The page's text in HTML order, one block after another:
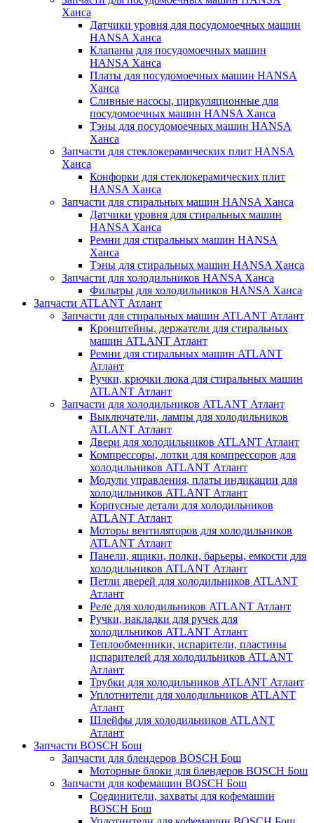
Ханса
Датчики уровня для посудомоечных машин
HANSA Ханса
Клапаны для посудомоечных машин
HANSA Ханса
Платы для посудомоечных машин HANSA
Ханса
Сливные насосы, циркуляционные для
посудомоечных машин HANSA Ханса
Тэны для посудомоечных машин HANSA
Ханса
Запчасти для стеклокерамических плит HANSA
Ханса
Конфорки для стеклокерамических плит
HANSA Ханса
Запчасти для стиральных машин HANSA Ханса
Датчики уровня для стиральных машин
HANSA Ханса
Ремни для стиральных машин HANSA
Ханса
Тэны для стиральных машин HANSA Ханса
Запчасти для холодильников HANSA Ханса
Фильтры для холодильников HANSA Ханса
Запчасти ATLANT Атлант
Запчасти для стиральных машин ATLANT Атлант
Кронштейны, держатели для стиральных
машин ATLANT Атлант
Ремни для стиральных машин ATLANT
Атлант
Ручки, крючки люка для стиральных машин
ATLANT Атлант
Запчасти для холодильников ATLANT Атлант
Выключатели, лампы для холодильников
ATLANT Атлант
Двери для холодильников ATLANT Атлант
Компрессоры, лотки для компрессоров для
холодильников ATLANT Атлант
Модули управления, платы индикации для
холодильников ATLANT Атлант
Корпусные детали для холодильников
ATLANT Атлант
Моторы вентиляторов для холодильников
ATLANT Атлант
Панели, ящики, полки, барьеры, емкости для
холодильников ATLANT Атлант
Петли дверей для холодильников ATLANT
Атлант
Реле для холодильников ATLANT Атлант
Ручки, накладки для ручек для
холодильников ATLANT Атлант
Теплообменники, испарители, пластины
испарителей для холодильников ATLANT
Атлант
Трубки для холодильников ATLANT Атлант
Уплотнители для холодильников ATLANT
Атлант
Шлейфы для холодильников ATLANT
Атлант
Запчасти BOSCH Бош
Запчасти для блендеров BOSCH Бош
Моторные блоки для блендеров BOSCH Бош
Запчасти для кофемашин BOSCH Бош
Соединители, захваты для кофемашин
BOSCH Бош